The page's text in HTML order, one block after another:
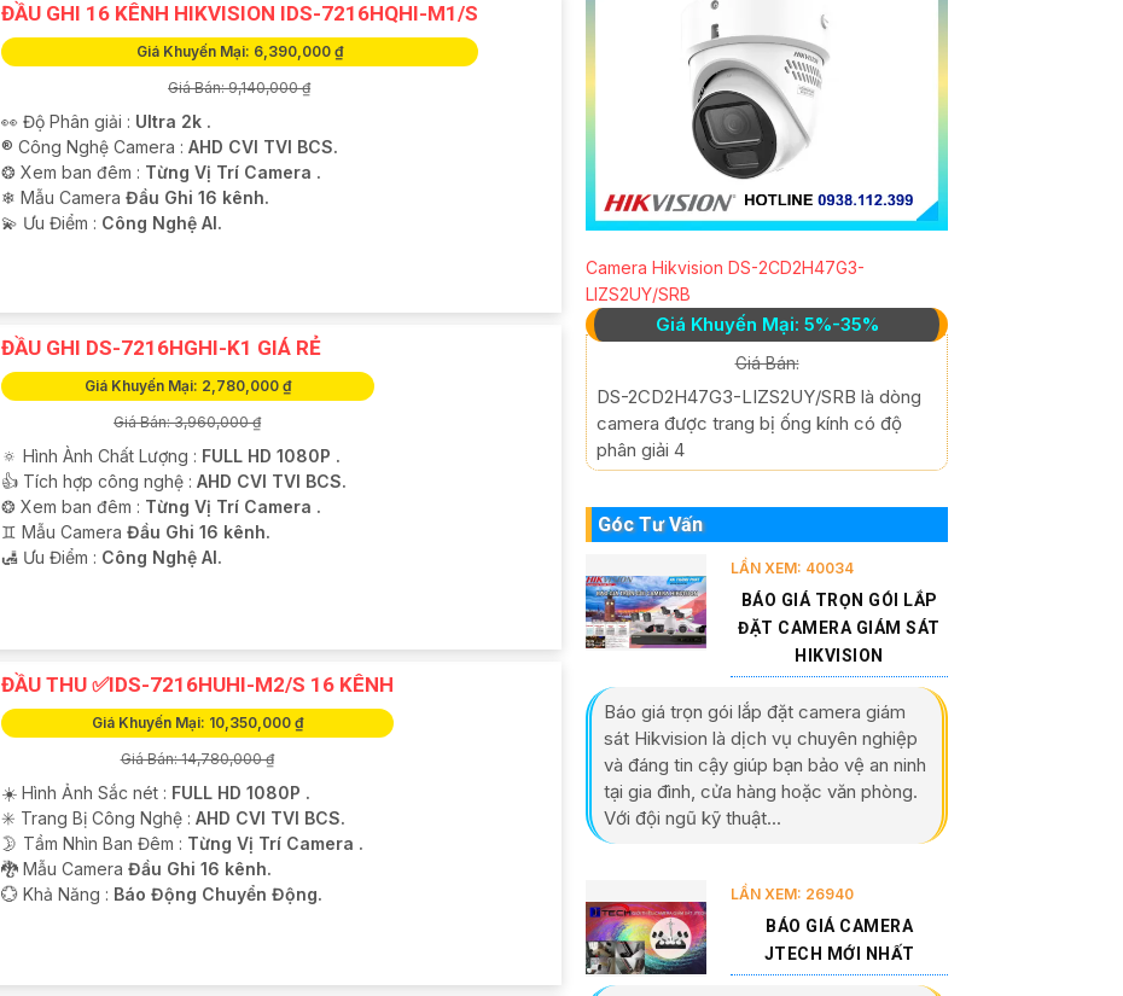
ĐẦU GHI 16 KÊNH HIKVISION IDS-7216HQHI-M1/S
Giá Khuyến Mại: 6,390,000 ₫
Giá Bán: 9,140,000 ₫
️
👀 Độ Phân giải : Ultra 2k .
®️ Công Nghệ Camera : AHD CVI TVI BCS.
❂ Xem ban đêm : Từng Vị Trí Camera .
❄ Mẫu Camera Đầu Ghi 16 kênh.
️💫 Ưu Điểm : Công Nghệ AI.
ĐẦU GHI DS-7216HGHI-K1 GIÁ RẺ
Giá Khuyến Mại: 2,780,000 ₫
Giá Bán: 3,960,000 ₫
🔅 Hình Ành Chất Lượng : FULL HD 1080P .
👍 Tích hợp công nghệ : AHD CVI TVI BCS.
❂ Xem ban đêm : Từng Vị Trí Camera .
♊ Mẫu Camera Đầu Ghi 16 kênh.
️🛃 Ưu Điểm : Công Nghệ AI.
ĐẦU THU ✅IDS-7216HUHI-M2/S 16 KÊNH
Giá Khuyến Mại: 10,350,000 ₫
Giá Bán: 14,780,000 ₫
☀️ Hình Ảnh Sắc nét : FULL HD 1080P .
✳️ Trang Bị Công Nghệ : AHD CVI TVI BCS.
🌛 Tầm Nhìn Ban Đêm : Từng Vị Trí Camera .
🐉️ Mẫu Camera Đầu Ghi 16 kênh.
️💮 Khả Năng : Báo Động Chuyển Động.
Camera Hikvision DS-2CD2H47G3-
LIZS2UY/SRB
Giá Khuyến Mại: 5%-35%
Giá Bán:
DS-2CD2H47G3-LIZS2UY/SRB là dòng
camera được trang bị ống kính có độ
phân giải 4
Góc Tư Vấn
LẦN XEM: 40034
BÁO GIÁ TRỌN GÓI LẮP
ĐẶT CAMERA GIÁM SÁT
HIKVISION
Báo giá trọn gói lắp đặt camera giám
sát Hikvision là dịch vụ chuyên nghiệp
và đáng tin cậy giúp bạn bảo vệ an ninh
tại gia đình, cửa hàng hoặc văn phòng.
Với đội ngũ kỹ thuật...
LẦN XEM: 26940
BÁO GIÁ CAMERA
JTECH MỚI NHẤT